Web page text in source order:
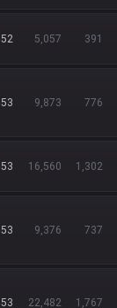
52 5,057 391
53 9,873 776
53 16,560 1,302
53 9,376 737
53 22,482 1,767